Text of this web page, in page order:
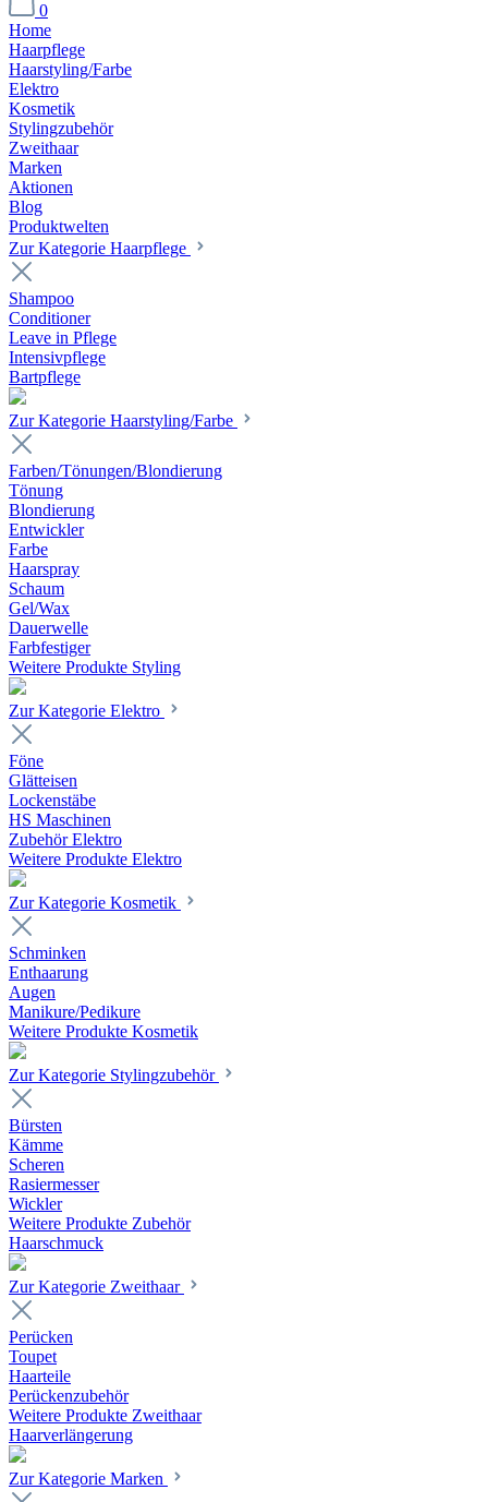
0
Home
Haarpflege
Haarstyling/Farbe
Elektro
Kosmetik
Stylingzubehör
Zweithaar
Marken
Aktionen
Blog
Produktwelten
Zur Kategorie Haarpflege
Shampoo
Conditioner
Leave in Pflege
Intensivpflege
Bartpflege
Zur Kategorie Haarstyling/Farbe
Farben/Tönungen/Blondierung
Tönung
Blondierung
Entwickler
Farbe
Haarspray
Schaum
Gel/Wax
Dauerwelle
Farbfestiger
Weitere Produkte Styling
Zur Kategorie Elektro
Föne
Glätteisen
Lockenstäbe
HS Maschinen
Zubehör Elektro
Weitere Produkte Elektro
Zur Kategorie Kosmetik
Schminken
Enthaarung
Augen
Manikure/Pedikure
Weitere Produkte Kosmetik
Zur Kategorie Stylingzubehör
Bürsten
Kämme
Scheren
Rasiermesser
Wickler
Weitere Produkte Zubehör
Haarschmuck
Zur Kategorie Zweithaar
Perücken
Toupet
Haarteile
Perückenzubehör
Weitere Produkte Zweithaar
Haarverlängerung
Zur Kategorie Marken